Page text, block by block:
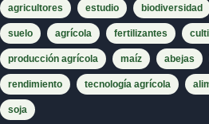
agricultores estudio biodiversidad
suelo agrícola fertilizantes
producción agrícola maíz abejas
rendimiento tecnología agrícola
soja